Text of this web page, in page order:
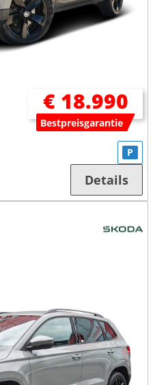
€ 18.990
Bestpreisgarantie
P
Details